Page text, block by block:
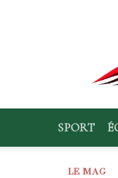
SPORT
LE MAG